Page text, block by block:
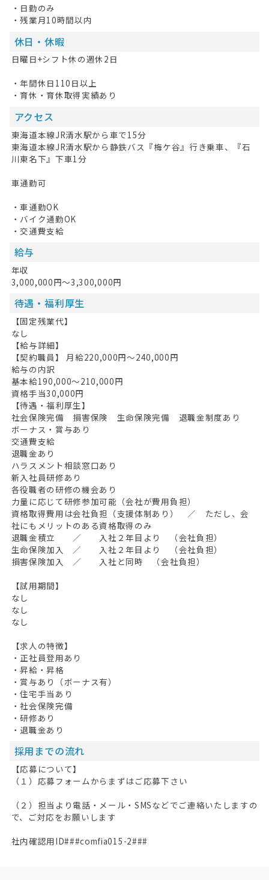
・日勤のみ
・残業月10時間以内
休日・休暇
日曜日+シフト休の週休2日
・年間休日110日以上
・育休・育休取得実績あり
アクセス
東海道本線JR清水駅から車で15分
東海道本線JR清水駅から静鉄バス『梅ケ谷』行き乗車、『石
川東名下』下車1分
車通勤可
・車通勤OK
・バイク通勤OK
・交通費支給
給与
年収
3,000,000円～3,300,000円
待遇・福利厚生
【固定残業代】
なし
【給与詳細】
【契約職員】 月給220,000円〜240,000円
給与の内訳
基本給190,000～210,000円
資格手当30,000円
【待遇・福利厚生】
社会保険完備 損害保険 生命保険完備 退職金制度あり
ボーナス・賞与あり
交通費支給
退職金あり
ハラスメント相談窓口あり
新入社員研修あり
各役職者の研修の機会あり
力量に応じて研修参加可能（会社が費用負担）
資格取得費用は会社負担（支援体制あり） ／ ただし、会
社にもメリットのある資格取得のみ
退職金積立 ／ 入社２年目より （会社負担）
生命保険加入 ／ 入社２年目より （会社負担）
損害保険加入 ／ 入社と同時 （会社負担）
【試用期間】
なし
なし
なし
【求人の特徴】
・正社員登用あり
・昇給・昇格
・賞与あり（ボーナス有）
・住宅手当あり
・社会保険完備
・研修あり
・退職金あり
採用までの流れ
【応募について】
（１）応募フォームからまずはご応募下さい
（２）担当より電話・メール・SMSなどでご連絡いたしますの
で、ご対応をお願いします
社内確認用ID###comfia015-2###